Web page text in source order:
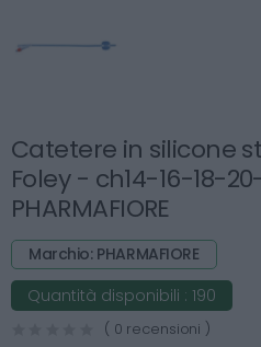
Catetere in silicone
Foley - ch14-16-18-
PHARMAFIORE
Marchio: PHARMAFIORE
Quantità disponibili : 190
( 0 recensioni )